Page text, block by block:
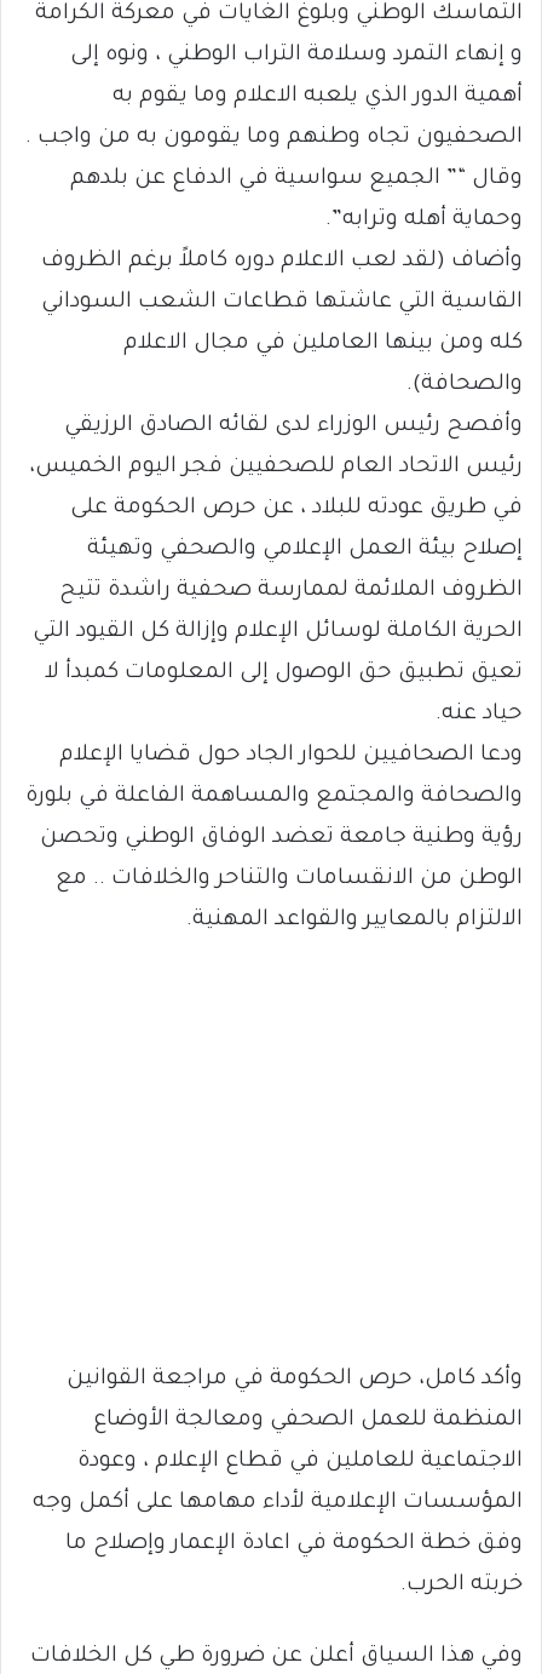
التماسك الوطني وبلوغ الغايات في معركة الكرامة
و إنهاء التمرد وسلامة التراب الوطني ، ونوه إلى
أهمية الدور الذي يلعبه الاعلام وما يقوم به
الصحفيون تجاه وطنهم وما يقومون به من واجب .
وقال “” الجميع سواسية في الدفاع عن بلدهم
وحماية أهله وترابه”.
وأضاف (لقد لعب الاعلام دوره كاملاً برغم الظروف
القاسية التي عاشتها قطاعات الشعب السوداني
كله ومن بينها العاملين في مجال الاعلام
والصحافة).
وأفصح رئيس الوزراء لدى لقائه الصادق الرزيقي
رئيس الاتحاد العام للصحفيين فجر اليوم الخميس،
في طريق عودته للبلاد ، عن حرص الحكومة على
إصلاح بيئة العمل الإعلامي والصحفي وتهيئة
الظروف الملائمة لممارسة صحفية راشدة تتيح
الحرية الكاملة لوسائل الإعلام وإزالة كل القيود التي
تعيق تطبيق حق الوصول إلى المعلومات كمبدأ لا
حياد عنه.
ودعا الصحافيين للحوار الجاد حول قضايا الإعلام
والصحافة والمجتمع والمساهمة الفاعلة في بلورة
رؤية وطنية جامعة تعضد الوفاق الوطني وتحصن
الوطن من الانقسامات والتناحر والخلافات .. مع
الالتزام بالمعايير والقواعد المهنية.
وأكد كامل، حرص الحكومة في مراجعة القوانين
المنظمة للعمل الصحفي ومعالجة الأوضاع
الاجتماعية للعاملين في قطاع الإعلام ، وعودة
المؤسسات الإعلامية لأداء مهامها على أكمل وجه
وفق خطة الحكومة في اعادة الإعمار وإصلاح ما
خربته الحرب.
وفي هذا السياق أعلن عن ضرورة طي كل الخلافات